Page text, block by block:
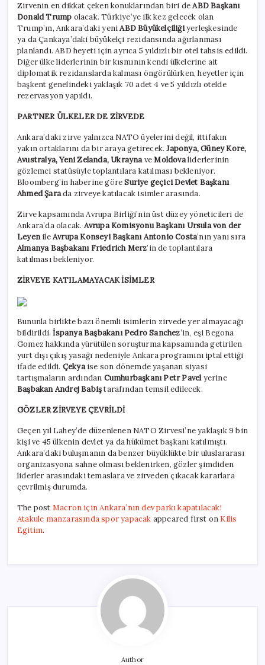
Zirvenin en dikkat çeken konuklarından biri deABD Başkanı
Donald Trump olacak. Türkiye’ye ilk kez gelecek olan
Trump’ın, Ankara’daki yeniABD Büyükelçiliğiyerleşkesinde
ya da Çankaya’daki büyükelçi rezidansında ağırlanması
planlandı. ABD heyeti için ayrıca 5 yıldızlı bir otel tahsis edildi.
Diğer ülke liderlerinin bir kısmının kendi ülkelerine ait
diplomatik rezidanslarda kalması öngörülürken, heyetler için
başkent genelindeki yaklaşık 70 adet 4 ve 5 yıldızlı otelde
rezervasyon yapıldı.
PARTNER ÜLKELER DE ZİRVEDE
Ankara’daki zirve yalnızca NATO üyelerini değil, ittifakın
yakın ortaklarını da bir araya getirecek.Japonya, Güney Kore,
Avustralya, Yeni Zelanda, UkraynaveMoldovaliderlerinin
gözlemci statüsüyle toplantılara katılması bekleniyor.
Bloomberg’in haberine göreSuriye geçici Devlet Başkanı
Ahmed Şarada zirveye katılacak isimler arasında.
Zirve kapsamında Avrupa Birliği’nin üst düzey yöneticileri de
Ankara’da olacak. Avrupa Komisyonu Başkanı Ursula von der
LeyenileAvrupa Konseyi Başkanı Antonio Costa’nın yanı sıra
Almanya Başbakanı Friedrich Merz’in de toplantılara
katılması bekleniyor.
ZİRVEYE KATILAMAYACAK İSİMLER
Bununla birlikte bazı önemli isimlerin zirvede yer almayacağı
bildirildi.İspanya Başbakanı Pedro Sanchez’in, eşi Begona
Gomez hakkında yürütülen soruşturma kapsamında getirilen
yurt dışı çıkış yasağı nedeniyle Ankara programını iptal ettiği
ifade edildi. Çekyaise son dönemde yaşanan siyasi
tartışmaların ardından Cumhurbaşkanı Petr Pavelyerine
Başbakan Andrej Babiştarafından temsil edilecek.
GÖZLER ZİRVEYE ÇEVRİLDİ
Geçen yıl Lahey’de düzenlenen NATO Zirvesi’ne yaklaşık 9 bin
kişi ve 45 ülkenin devlet ya da hükümet başkanı katılmıştı.
Ankara’daki buluşmanın da benzer büyüklükte bir uluslararası
organizasyona sahne olması beklenirken, gözler şimdiden
liderler arasındaki temaslara ve zirveden çıkacak kararlara
çevrilmiş durumda.
The post Macron için Ankara’nın dev parkı kapatılacak!
Atakule manzarasında spor yapacak appeared first on Kilis
Egitim.
Author